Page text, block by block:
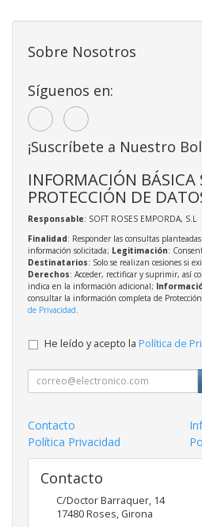
Sobre Nosotros
Síguenos en:
¡Suscríbete a Nuestro
INFORMACIÓN BÁSICA
PROTECCIÓN DE
Responsable: SOFT ROSES EMPORDA, S.L
Finalidad: Responder las consultas
información solicitada; Legitimación:
Destinatarios: Solo se realizan cesiones si
Derechos: Acceder, rectificar y suprimir, así
indica en la información adicional;
consultar la información completa de
de Privacidad
He leído y acepto la Política de
Contacto
Política Privacidad
Contacto
C/Doctor Barraquer, 14
17480Roses, Girona